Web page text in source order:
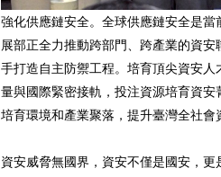
強化供應鏈安全。全球供應鏈安全是
展部正全力推動跨部門、跨產業的資
手打造自主防禦工程。培育頂尖資安
量與國際緊密接軌，投注資源培育資
培育環境和產業聚落，提升臺灣全社會
資安威脅無國界，資安不僅是國安，